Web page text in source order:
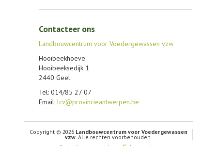
Contacteer ons
Landbouwcentrum voor Voedergewassen vzw
Hooibeekhoeve
Hooibeeksedijk 1
2440 Geel
Tel: 014/85 27 07
Email: lcv@provincieantwerpen.be
Copyright © 2026 Landbouwcentrum voor Voedergewassen
vzw. Alle rechten voorbehouden.